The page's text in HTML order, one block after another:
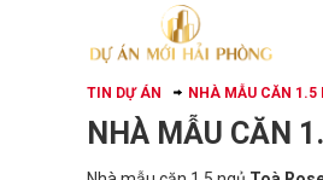
TIN DỰ ÁN NHÀ MẪU CĂN 1.5
NHÀ MẪU CĂN